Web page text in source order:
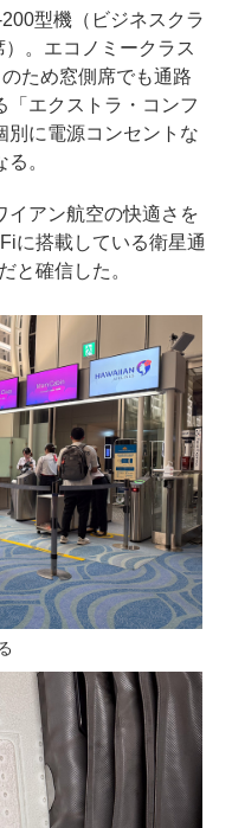
型機（ビジネスクラ
。エコノミークラス
ため窓側席でも通路
「エクストラ・コンフ
別に電源コンセントな
。
アン航空の快適さを
に搭載している衛星通
と確信した。